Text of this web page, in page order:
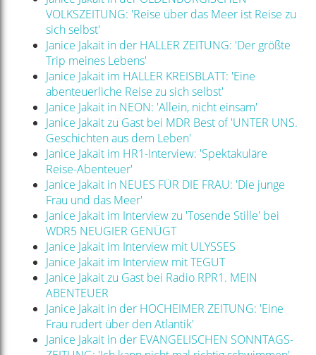
VOLKSZEITUNG: 'Reise über das Meer ist Reise zu
sich selbst'
Janice Jakait in der HALLER ZEITUNG: 'Der größte
Trip meines Lebens'
Janice Jakait im HALLER KREISBLATT: 'Eine
abenteuerliche Reise zu sich selbst'
Janice Jakait in NEON: 'Allein, nicht einsam'
Janice Jakait zu Gast bei MDR Best of 'UNTER UNS.
Geschichten aus dem Leben'
Janice Jakait im HR1-Interview: 'Spektakuläre
Reise-Abenteuer'
Janice Jakait in NEUES FÜR DIE FRAU: 'Die junge
Frau und das Meer'
Janice Jakait im Interview zu 'Tosende Stille' bei
WDR5 NEUGIER GENÜGT
Janice Jakait im Interview mit ULYSSES
Janice Jakait im Interview mit TEGUT
Janice Jakait zu Gast bei Radio RPR1. MEIN
ABENTEUER
Janice Jakait in der HOCHEIMER ZEITUNG: 'Eine
Frau rudert über den Atlantik'
Janice Jakait in der EVANGELISCHEN SONNTAGS-